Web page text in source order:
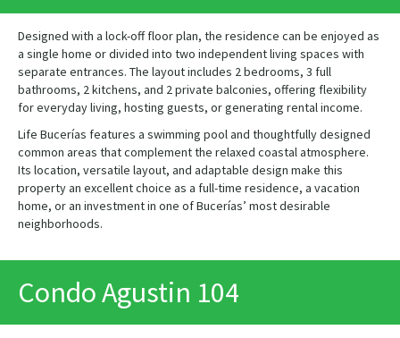
Designed with a lock-off floor plan, the residence can be enjoyed as
a single home or divided into two independent living spaces with
separate entrances. The layout includes 2 bedrooms, 3 full
bathrooms, 2 kitchens, and 2 private balconies, offering flexibility
for everyday living, hosting guests, or generating rental income.
Life Bucerías features a swimming pool and thoughtfully designed
common areas that complement the relaxed coastal atmosphere.
Its location, versatile layout, and adaptable design make this
property an excellent choice as a full-time residence, a vacation
home, or an investment in one of Bucerías’ most desirable
neighborhoods.
Condo Agustin 104